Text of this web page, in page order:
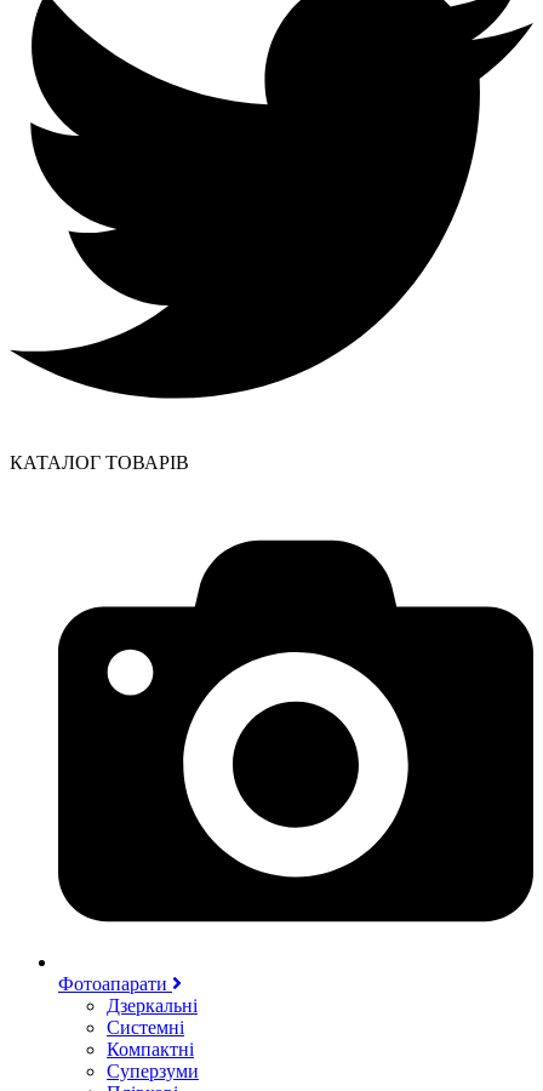
КАТАЛОГ ТОВАРІВ
Фотоапарати
Дзеркальні
Системні
Компактні
Суперзуми